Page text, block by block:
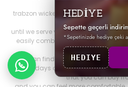
trabzon wicker, trabzon kazaziye,
and brand jewelry
until we serve you. Other 925
easily combine with all jewelry
both elegant and
You can find it on our website. You
special days and nights with all our
that you can buy
HEDİYE
Sepette geçerli
*Sepetinizde hediye çeki
HEDIYE